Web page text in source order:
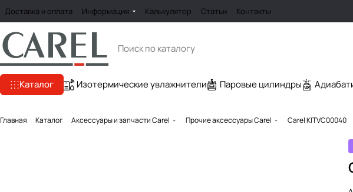
Доставка и оплата Информация Калькулятор Статьи Контакты
Каталог Изотермические увлажнители Паровые цилиндры
Главная Каталог Аксессуары и запчасти Carel Прочие аксессуары Carel Carel KITVC00040